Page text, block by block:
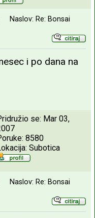
Naslov: Re: Bonsai
i po dana na
se: Mar 03,
8580
Subotica
Naslov: Re: Bonsai